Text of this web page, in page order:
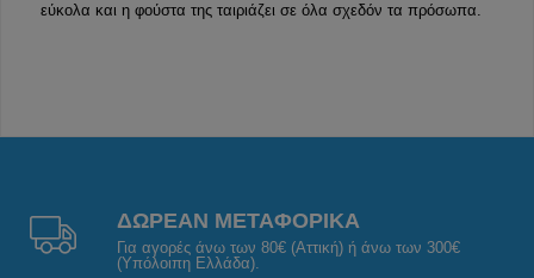
εύκολα και η φούστα της ταιριάζει σε όλα σχεδόν τα πρόσωπα.
ΔΩΡΕΑΝ ΜΕΤΑΦΟΡΙΚΑ
Για αγορές άνω των 80€ (Αττική) ή άνω των 300€
(Υπόλοιπη Ελλάδα).